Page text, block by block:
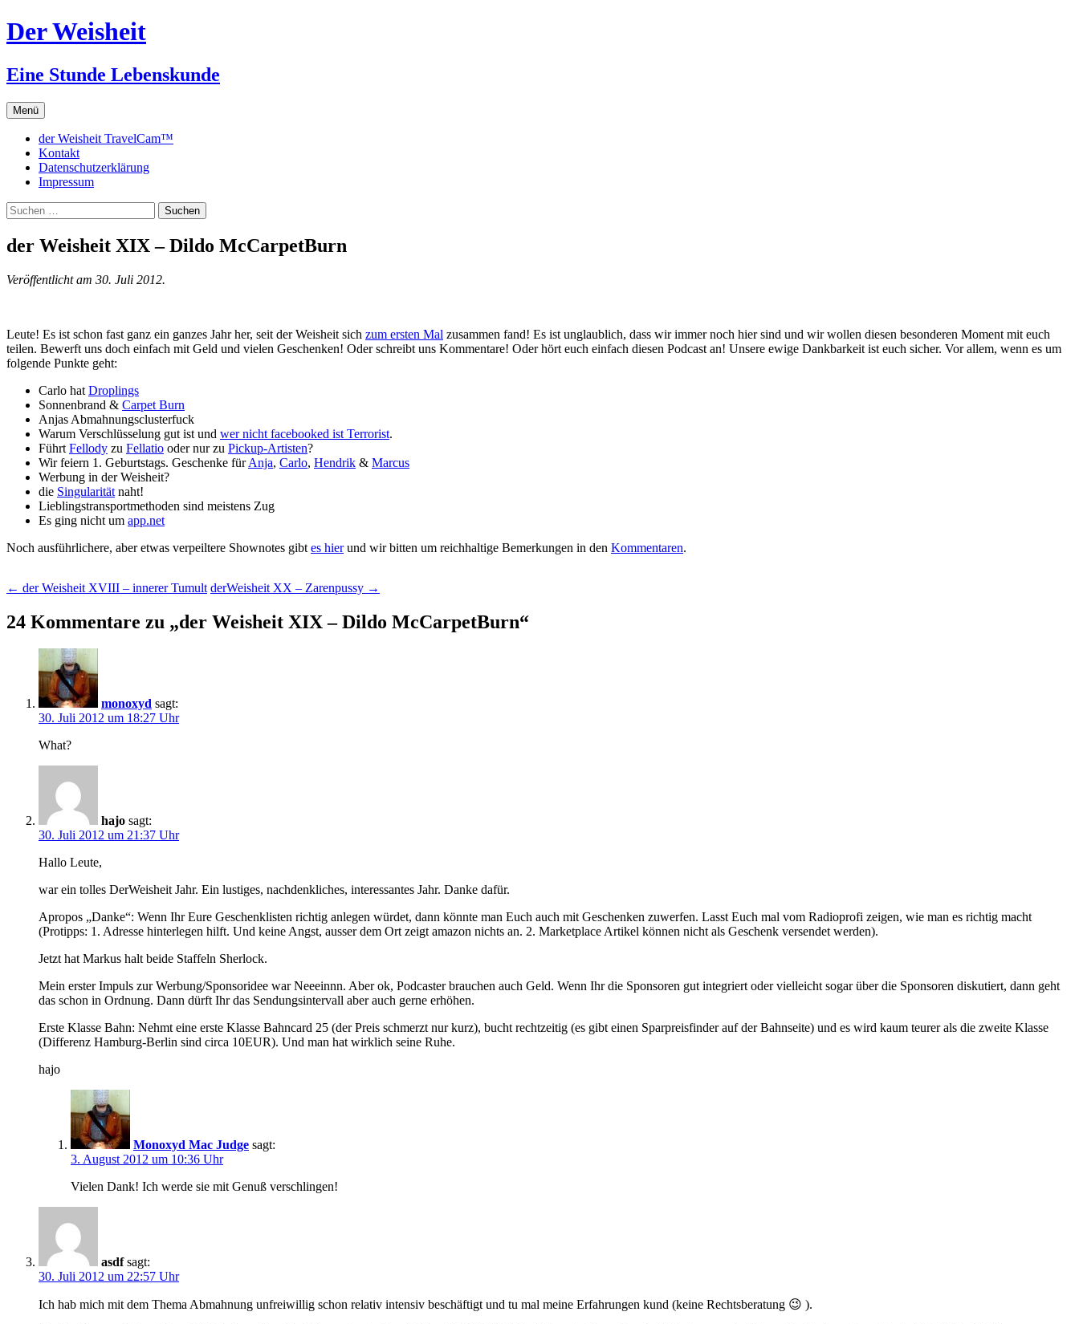
Zum
Inhalt
Der Weisheit
Eine Stunde Lebenskunde
Menü
der Weisheit TravelCam™
Kontakt
Datenschutzerklärung
Impressum
Suchen
nach:
der Weisheit XIX – Dildo McCarpetBurn
Veröffentlicht am 30. Juli 2012.
Leute! Es ist schon fast ganz ein ganzes Jahr her, seit der Weisheit sich zum ersten Mal zusammen fand! Es ist unglaublich, dass wir immer noch hier sind und wir wollen diesen besonderen Moment mit euch
teilen. Bewerft uns doch einfach mit Geld und vielen Geschenken! Oder schreibt uns Kommentare! Oder hört euch einfach diesen Podcast an! Unsere ewige Dankbarkeit ist euch sicher. Vor allem, wenn es um
folgende Punkte geht:
Carlo hat Droplings
Sonnenbrand & Carpet Burn
Anjas Abmahnungsclusterfuck
Warum Verschlüsselung gut ist und wer nicht facebooked ist Terrorist.
Führt Fellody zu Fellatio oder nur zu Pickup-Artisten?
Wir feiern 1. Geburtstags. Geschenke fürAnja, Carlo, Hendrik & Marcus
Werbung in der Weisheit?
die Singularität naht!
Lieblingstransportmethoden sind meistens Zug
Es ging nicht um app.net
Noch ausführlichere, aber etwas verpeiltere Shownotes gibt es hierund wir bitten um reichhaltige Bemerkungen in den Kommentaren.
Beitragsnavigation
← der Weisheit XVIII – innerer Tumult derWeisheit XX – Zarenpussy →
24 Kommentare zu „der Weisheit XIX – Dildo McCarpetBurn“
monoxyd sagt:
30. Juli 2012 um 18:27 Uhr
What?
hajo sagt:
30. Juli 2012 um 21:37 Uhr
Hallo Leute,
war ein tolles DerWeisheit Jahr. Ein lustiges, nachdenkliches, interessantes Jahr. Danke dafür.
Apropos „Danke“: Wenn Ihr Eure Geschenklisten richtig anlegen würdet, dann könnte man Euch auch mit Geschenken zuwerfen. Lasst Euch mal vom Radioprofi zeigen, wie man es richtig macht
(Protipps: 1. Adresse hinterlegen hilft. Und keine Angst, ausser dem Ort zeigt amazon nichts an. 2. Marketplace Artikel können nicht als Geschenk versendet werden).
Jetzt hat Markus halt beide Staffeln Sherlock.
Mein erster Impuls zur Werbung/Sponsoridee war Neeeinnn. Aber ok, Podcaster brauchen auch Geld. Wenn Ihr die Sponsoren gut integriert oder vielleicht sogar über die Sponsoren diskutiert, dann geht
das schon in Ordnung. Dann dürft Ihr das Sendungsintervall aber auch gerne erhöhen.
Erste Klasse Bahn: Nehmt eine erste Klasse Bahncard 25 (der Preis schmerzt nur kurz), bucht rechtzeitig (es gibt einen Sparpreisfinder auf der Bahnseite) und es wird kaum teurer als die zweite Klasse
(Differenz Hamburg-Berlin sind circa 10EUR). Und man hat wirklich seine Ruhe.
hajo
Monoxyd Mac Judge sagt:
3. August 2012 um 10:36 Uhr
Vielen Dank! Ich werde sie mit Genuß verschlingen!
asdf sagt:
30. Juli 2012 um 22:57 Uhr
Ich hab mich mit dem Thema Abmahnung unfreiwillig schon relativ intensiv beschäftigt und tu mal meine Erfahrungen kund (keine Rechtsberatung 😉 ).